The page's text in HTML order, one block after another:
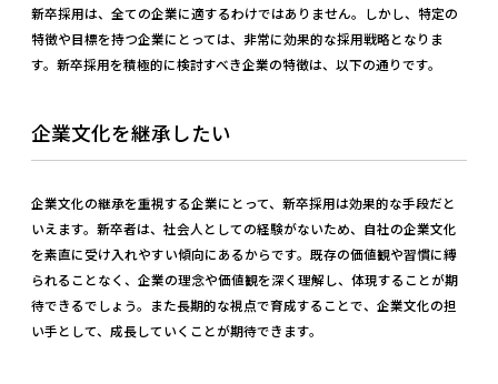
新卒採用は、全ての企業に適するわけではありません。しかし、特定の
特徴や目標を持つ企業にとっては、非常に効果的な採用戦略となりま
す。新卒採用を積極的に検討すべき企業の特徴は、以下の通りです。
企業文化を継承したい
企業文化の継承を重視する企業にとって、新卒採用は効果的な手段だと
いえます。新卒者は、社会人としての経験がないため、自社の企業文化
を素直に受け入れやすい傾向にあるからです。既存の価値観や習慣に縛
られることなく、企業の理念や価値観を深く理解し、体現することが期
待できるでしょう。また長期的な視点で育成することで、企業文化の担
い手として、成長していくことが期待できます。